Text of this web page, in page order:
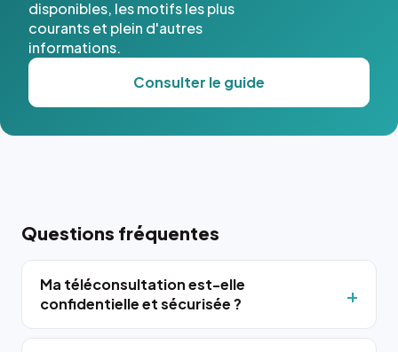
disponibles, les motifs les plus
courants et plein d'autres
informations.
Consulter le guide
Questions fréquentes
Ma téléconsultation est-elle
confidentielle et sécurisée ?